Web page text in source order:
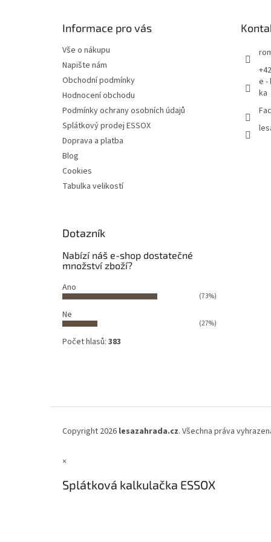
Informace pro vás
Vše o nákupu
Napište nám
Obchodní podmínky
Hodnocení obchodu
Podmínky ochrany osobních údajů
Splátkový prodej ESSOX
Doprava a platba
Blog
Cookies
Tabulka velikostí
e -
ka
Dotazník
Nabízí náš e-shop dostatečné
množství zboží?
Ano
(73%)
Ne
(27%)
Počet hlasů: 383
Copyright 2026 lesazahrada.cz. Všechna práva
×
Splátková kalkulačka ESSOX